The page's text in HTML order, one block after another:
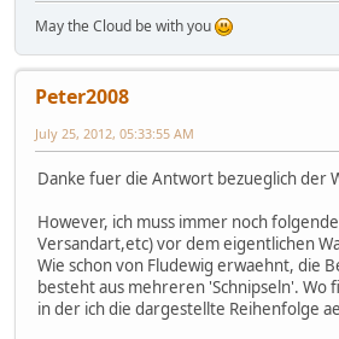
May the Cloud be with you
Peter2008
July 25, 2012, 05:33:55 AM
Danke fuer die Antwort bezueglich der
However, ich muss immer noch
Versandart,etc) vor dem eigentlichen
Wie schon von Fludewig erwaehnt, die
besteht aus mehreren 'Schnipseln'. Wo
in der ich die dargestellte Reihenfolge